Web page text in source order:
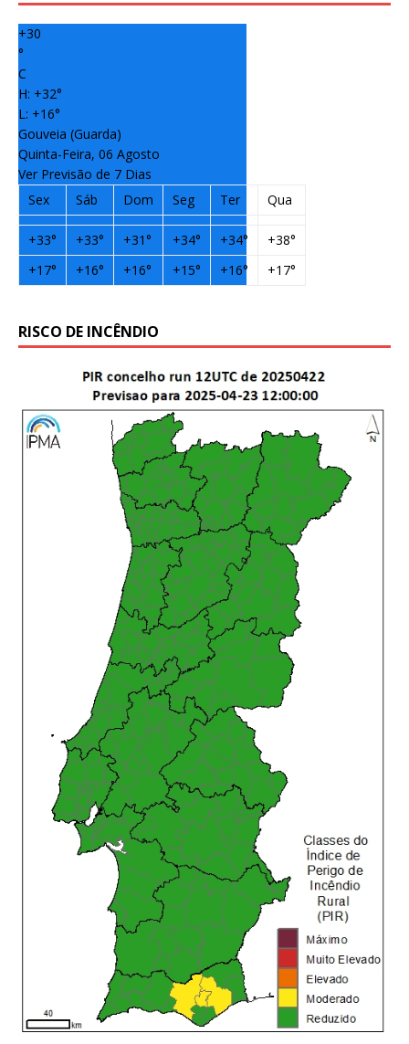
b
o
k
r dI e
+30
°
C
H: +32°
L: +16°
Gouveia (Guarda)
Quinta-Feira, 06 Agosto
Ver Previsão de 7 Dias
Sex
Sáb Dom Seg Ter Qua
+33° +33° +31° +34° +34° +38°
+17° +16° +16° +15° +16° +17°
RISCO DE INCÊNDIO